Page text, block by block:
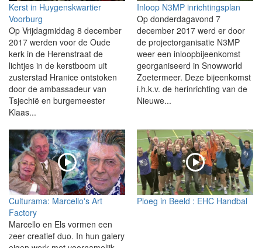
Kerst in Huygenskwartier
Voorburg
Op Vrijdagmiddag 8 december
2017 werden voor de Oude
kerk in de Herenstraat de
lichtjes in de kerstboom uit
zusterstad Hranice ontstoken
door de ambassadeur van
Tsjechië en burgemeester
Klaas...
Inloop N3MP inrichtingsplan
Op donderdagavond 7
december 2017 werd er door
de projectorganisatie N3MP
weer een inloopbijeenkomst
georganiseerd in Snowworld
Zoetermeer. Deze bijeenkomst
i.h.k.v. de herinrichting van de
Nieuwe...
Culturama: Marcello's Art
Factory
Marcello en Els vormen een
zeer creatief duo. In hun galery
Ploeg in Beeld : EHC Handbal